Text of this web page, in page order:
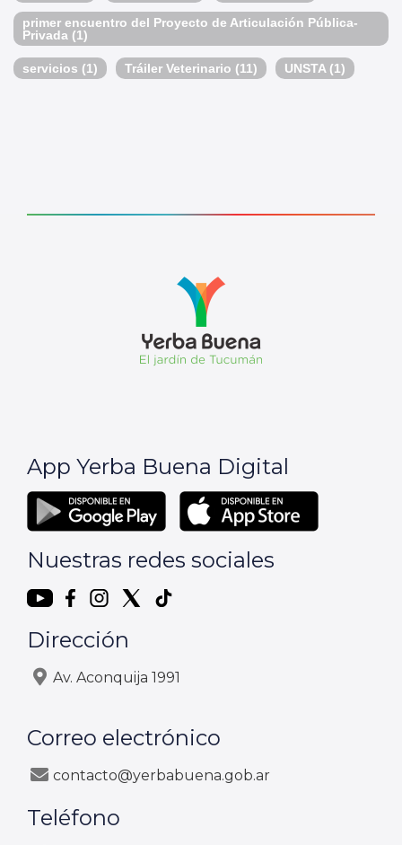
primer encuentro del Proyecto de Articulación Pública-
Privada (1)
servicios (1) Tráiler Veterinario (11) UNSTA (1)
App Yerba Buena Digital
Nuestras redes sociales
Dirección
Av. Aconquija 1991
Correo electrónico
contacto@yerbabuena.gob.ar
Teléfono